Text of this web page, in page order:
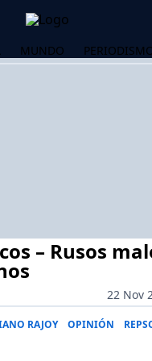
MUNDO
– Rusos
22 Nov
RAJOY OPINIÓN